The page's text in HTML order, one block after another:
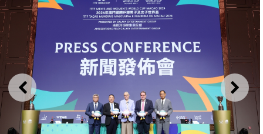
上一則 下一